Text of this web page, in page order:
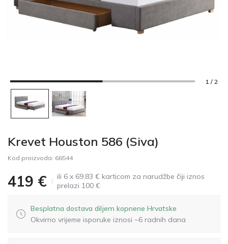
4.8
1 / 2
Krevet Houston 586 (Siva)
Kod proizvoda: 66544
419 €
ili 6 x 69.83 € karticom za narudžbe čiji iznos
prelazi 100 €
Besplatna dostava diljem kopnene Hrvatske
Okvirno vrijeme isporuke iznosi ~6 radnih dana